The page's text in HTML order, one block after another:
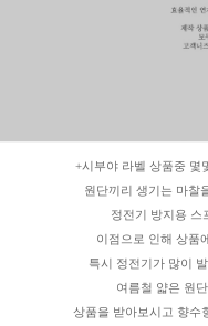
+시부야 라벨 상품중 몇
원단끼리 생기는 마찰
정전기 방지용 스
이점으로 인해 상품
특시 정전기가 많이
여름철 얇은 원
상품을 받아보시고 향수